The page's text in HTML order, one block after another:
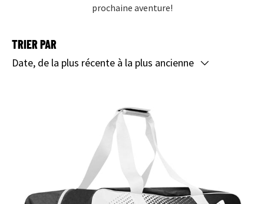
prochaine aventure!
TRIER PAR
Date, de la plus récente à la plus ancienne